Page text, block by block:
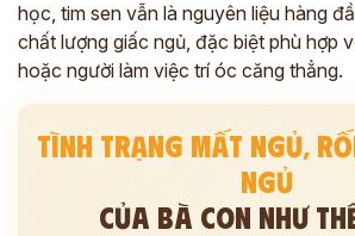
học, tim sen vẫn là nguyên liệu hàng
chất lượng giấc ngủ, đặc biệt phù hợp
hoặc người làm việc trí óc căng thẳng.
TÌNH TRẠNG MẤT NGỦ,
NGỦ
CỦA BÀ CON NHƯ